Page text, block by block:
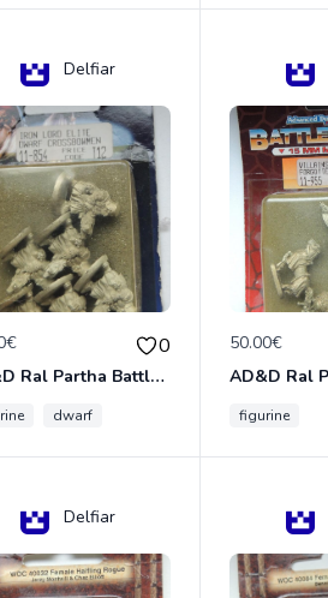
Delfiar
0
AD&D Ral Partha Battlesystem Miniatures Pack Iron Lord Dwarf Crossbowmen 11-854
dwarf
50.00€
figurine
Delfiar